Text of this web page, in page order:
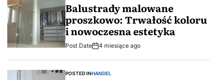
Balustrady malowane
proszkowo: Trwałość koloru
i nowoczesna estetyka
Post Date 4 miesiące ago
POSTED INHANDEL